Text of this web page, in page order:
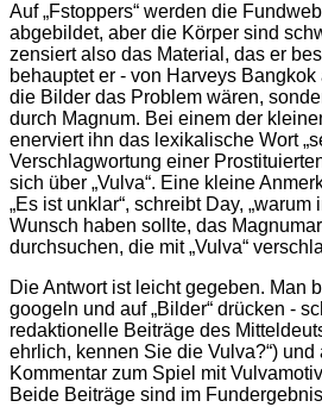
Auf „Fstoppers“ werden die
abgebildet, aber die Körper sind
zensiert also das Material, das er
behauptet er - von Harveys
die Bilder das Problem wären,
durch Magnum. Bei einem der
enerviert ihn das lexikalische Wort
Verschlagwortung einer
sich über „Vulva“. Eine kleine
„Es ist unklar“, schreibt Day,
Wunsch haben sollte, das
durchsuchen, die mit „Vulva“
Die Antwort ist leicht gegeben. Man
googeln und auf „Bilder“ drücken -
redaktionelle Beiträge des
ehrlich, kennen Sie die Vulva?“) und
Kommentar zum Spiel mit
Beide Beiträge sind im